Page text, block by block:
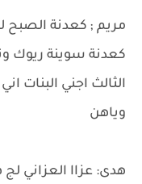
مريم ; كعدنة الصبح
كعدنة سوينة ريوك
الثالث اجني
وياهن
هدى: عزاا العزاني